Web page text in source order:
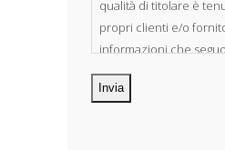
qualità di titolare è
propri clienti e/o
informazioni che
dei dati personali
oggetto di trattamento i